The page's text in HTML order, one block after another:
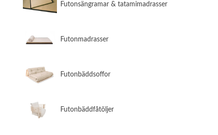
Futonsängramar & tatamimadrasser
Futonmadrasser
Futonbäddsoffor
Futonbäddfåtöljer